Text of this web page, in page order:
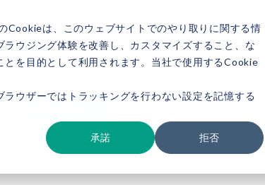
Cookieは、このウェブサイトでのやり取りに関する情
ウジング体験を改善し、カスタマイズすること、な
を目的として利用されます。当社で使用するCookie
ウザーではトラッキングを行わない設定を記憶する
承諾 拒否
JP
例紹介新着情報セミナーお役立ち情報会社概要